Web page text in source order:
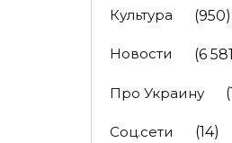
Культура (950)
Новости (6
Про Украину
Соц.сети (14)